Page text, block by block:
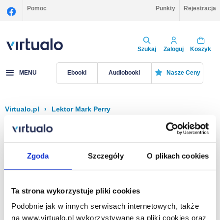
Zgoda Szczegóły O plikach cookies
Ta strona wykorzystuje pliki cookies
Podobnie jak w innych serwisach internetowych, także
na www.virtualo.pl wykorzystywane są pliki cookies oraz
Pomoc Punkty Rejestracja
Szukaj Zaloguj Koszyk
MENU Ebooki Audiobooki Nasze Ceny
Virtualo.pl › Lektor Mark Perry
Filtruj Sortuj
Na stronie